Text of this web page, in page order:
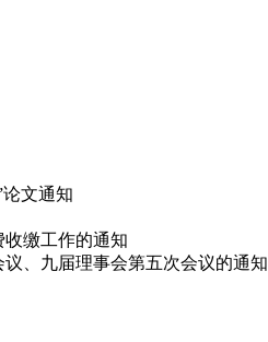
文通知
收缴工作的通知
、九届理事会第五次会议的通知